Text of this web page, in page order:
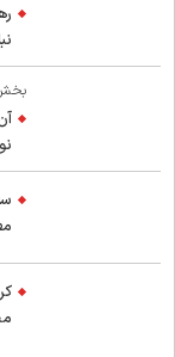
بخش
آن
سه